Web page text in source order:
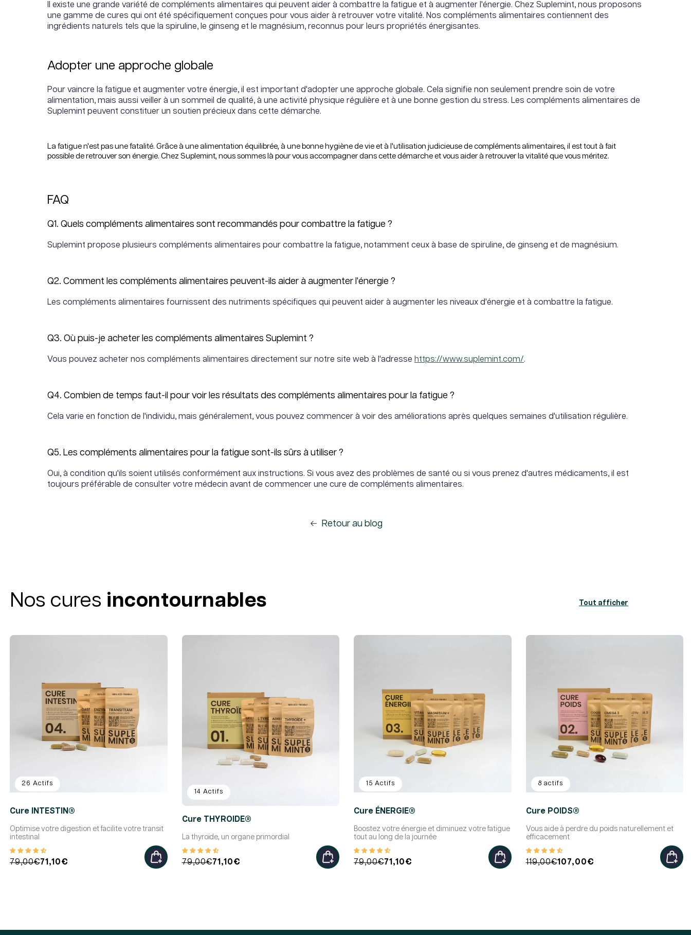
Il existe une grande variété de compléments alimentaires qui peuvent aider à combattre la fatigue et à augmenter l'énergie. Chez Suplemint, nous proposons
une gamme de cures qui ont été spécifiquement conçues pour vous aider à retrouver votre vitalité. Nos compléments alimentaires contiennent des
ingrédients naturels tels que la spiruline, le ginseng et le magnésium, reconnus pour leurs propriétés énergisantes.
Adopter une approche globale
Pour vaincre la fatigue et augmenter votre énergie, il est important d'adopter une approche globale. Cela signifie non seulement prendre soin de votre
alimentation, mais aussi veiller à un sommeil de qualité, à une activité physique régulière et à une bonne gestion du stress. Les compléments alimentaires de
Suplemint peuvent constituer un soutien précieux dans cette démarche.
La fatigue n'est pas une fatalité. Grâce à une alimentation équilibrée, à une bonne hygiène de vie et à l'utilisation judicieuse de compléments alimentaires, il est tout à fait
possible de retrouver son énergie. Chez Suplemint, nous sommes là pour vous accompagner dans cette démarche et vous aider à retrouver la vitalité que vous méritez.
FAQ
Q1. Quels compléments alimentaires sont recommandés pour combattre la fatigue ?
Suplemint propose plusieurs compléments alimentaires pour combattre la fatigue, notamment ceux à base de spiruline, de ginseng et de magnésium.
Q2. Comment les compléments alimentaires peuvent-ils aider à augmenter l'énergie ?
Les compléments alimentaires fournissent des nutriments spécifiques qui peuvent aider à augmenter les niveaux d'énergie et à combattre la fatigue.
Q3. Où puis-je acheter les compléments alimentaires Suplemint ?
Vous pouvez acheter nos compléments alimentaires directement sur notre site web à l'adresse https://www.suplemint.com/.
Q4. Combien de temps faut-il pour voir les résultats des compléments alimentaires pour la fatigue ?
Cela varie en fonction de l'individu, mais généralement, vous pouvez commencer à voir des améliorations après quelques semaines d'utilisation régulière.
Q5. Les compléments alimentaires pour la fatigue sont-ils sûrs à utiliser ?
Oui, à condition qu'ils soient utilisés conformément aux instructions. Si vous avez des problèmes de santé ou si vous prenez d'autres médicaments, il est
toujours préférable de consulter votre médecin avant de commencer une cure de compléments alimentaires.
Retour au blog
Nos cures incontournables Tout afficher
26 Actifs
Cure INTESTIN®
Optimise votre digestion et facilite votre transit
intestinal
Prix
Prix
79,00€71,10€
14 Actifs
Cure THYROIDE®
La thyroïde, un organe primordial
Prix
Prix
79,00€71,10€
15 Actifs
Cure ÉNERGIE®
Boostez votre énergie et diminuez votre fatigue
tout au long de la journée
Prix
Prix
79,00€71,10€
8 actifs
Cure POIDS®
Vous aide à perdre du poids naturellement et
efficacement
Prix
Prix
119,00€107,00€